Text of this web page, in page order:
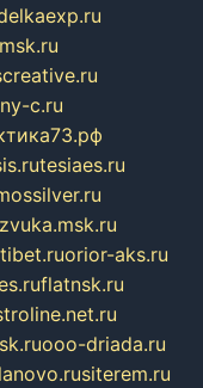
c.ru
tesiaes.ru
orior-aks.ru
flatnsk.ru
ooo-driada.ru
siterem.ru